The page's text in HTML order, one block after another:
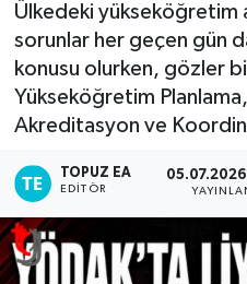
Ülkedeki yükseköğretim
sorunlar her geçen gün
konusu olurken, gözler
Yükseköğretim
Akreditasyon ve
TOPUZ EA
EDITÖR
SPOR
TEKNOLOJİ
Son Dakika Haberleri
Haber Arşivi